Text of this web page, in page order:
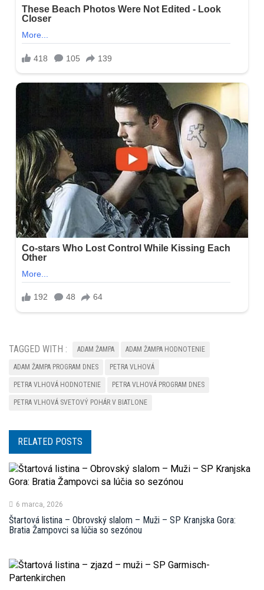
TAGGED WITH : ADAM ŽAMPA ADAM ŽAMPA HODNOTENIE
ADAM ŽAMPA PROGRAM DNES PETRA VLHOVÁ
PETRA VLHOVÁ HODNOTENIE PETRA VLHOVÁ PROGRAM DNES
PETRA VLHOVÁ SVETOVÝ POHÁR V BIATLONE
RELATED POSTS
6 marca, 2026
Štartová listina – Obrovský slalom – Muži – SP Kranjska Gora:
Bratia Žampovci sa lúčia so sezónou